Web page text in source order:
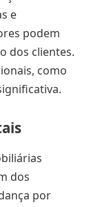
e
podem
dos clientes.
como
dos
por